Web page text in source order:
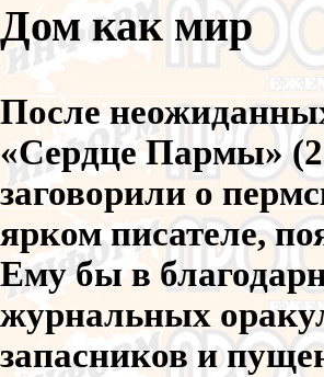
Дом как мир
После
«Сердце Пармы»
заговорили о
ярком писателе,
Ему бы в
журнальных
запасников и